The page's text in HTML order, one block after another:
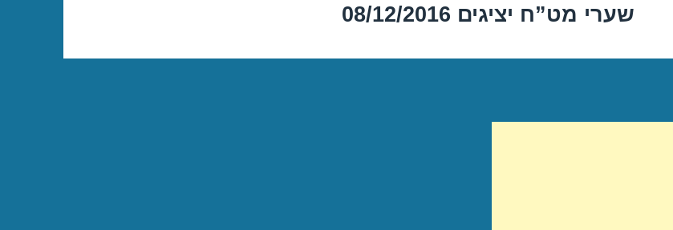
הפוסט
שערי מט”ח יציגים 08/12/2016